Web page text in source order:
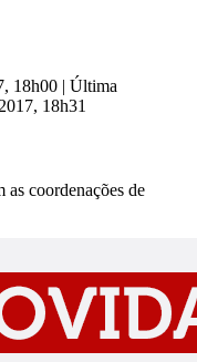
18h00 | Última
18h31
as coordenações de